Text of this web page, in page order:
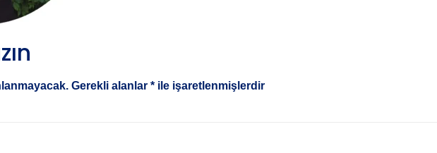
Gerekli alanlar * ile işaretlenmişlerdir